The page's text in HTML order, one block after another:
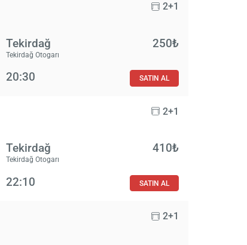
2+1
Tekirdağ
Tekirdağ Otogarı
250₺
20:30 SATIN AL
2+1
Tekirdağ
Tekirdağ Otogarı
410₺
22:10 SATIN AL
2+1